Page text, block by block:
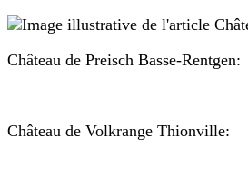
Château de Preisch Basse-Rentgen:
Château de Volkrange Thionville: